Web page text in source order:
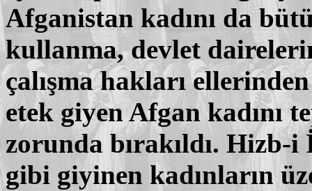
Afganistan kadını da
kullanma, devlet
çalışma hakları
etek giyen Afgan kadını
zorunda bırakıldı. Hizb-
gibi giyinen kadınların